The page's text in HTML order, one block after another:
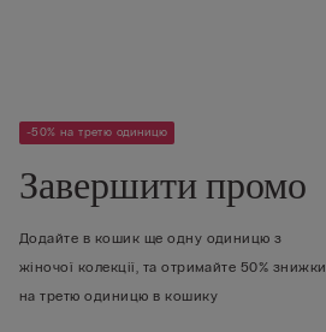
-50% на третю одиницю
Завершити промо
Додайте в кошик ще одну одиницю з
жіночої колекції, та отримайте 50% знижки
на третю одиницю в кошику